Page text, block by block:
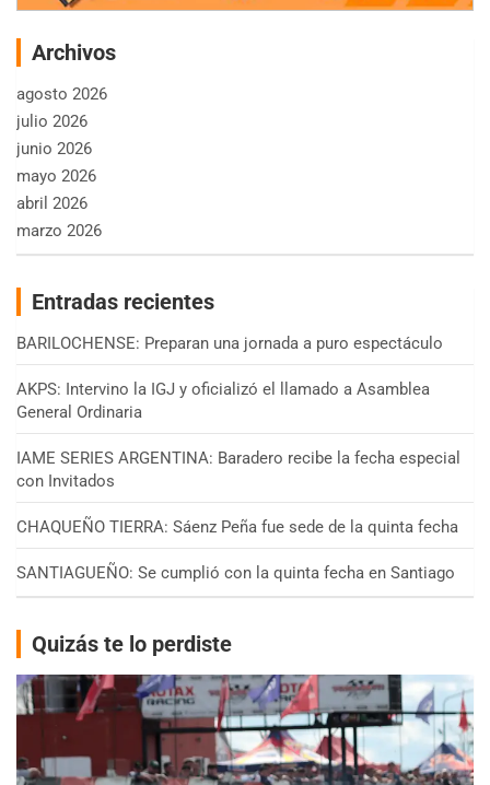
Archivos
agosto 2026
julio 2026
junio 2026
mayo 2026
abril 2026
marzo 2026
Entradas recientes
BARILOCHENSE: Preparan una jornada a puro espectáculo
AKPS: Intervino la IGJ y oficializó el llamado a Asamblea
General Ordinaria
IAME SERIES ARGENTINA: Baradero recibe la fecha especial
con Invitados
CHAQUEÑO TIERRA: Sáenz Peña fue sede de la quinta fecha
SANTIAGUEÑO: Se cumplió con la quinta fecha en Santiago
Quizás te lo perdiste